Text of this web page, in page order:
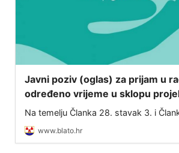
Javni poziv (oglas) za prijam u
određeno vrijeme u sklopu
nisi sam“
Na temelju Članka 28. stavak 3. i
službenicima i namještenicima u
(regionalnoj) samoupravi (NN 86/08, 61/11, 04/18,
www.blato.hr